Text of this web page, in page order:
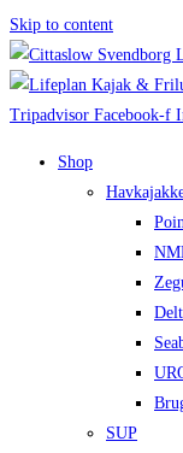
Skip to content
Tripadvisor Facebook-f
Shop
SUP